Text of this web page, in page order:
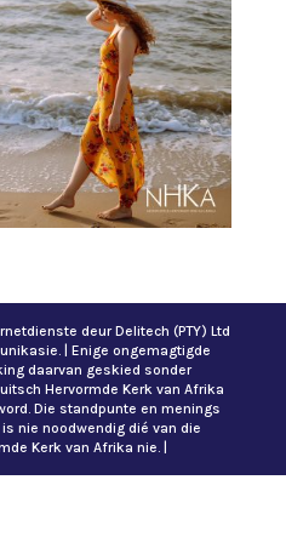
deur Delitech (PTY) Ltd
| Enige ongemagtigde
daarvan geskied sonder
Hervormde Kerk van Afrika
Die standpunte en menings
nie noodwendig dié van die
Kerk van Afrika nie. |